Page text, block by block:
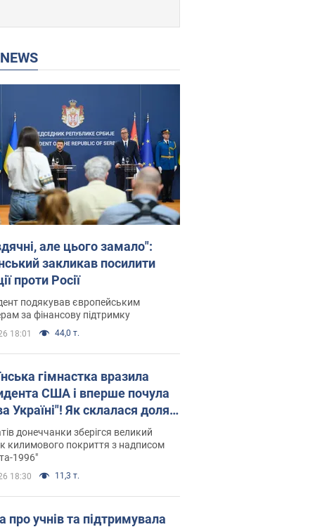
NEWS
але цього замало":
закликав посилити
проти Росії
подякував європейським
за фінансову підтримку
18:01 44,0 т.
гімнастка вразила
США і вперше почула
Україні"! Як склалася доля
яка 30 років тому
"золото" Олімпіади
донеччанки зберігся великий
килимового покриття з надписом
1996"
18:30 11,3 т.
про учнів та підтримувала